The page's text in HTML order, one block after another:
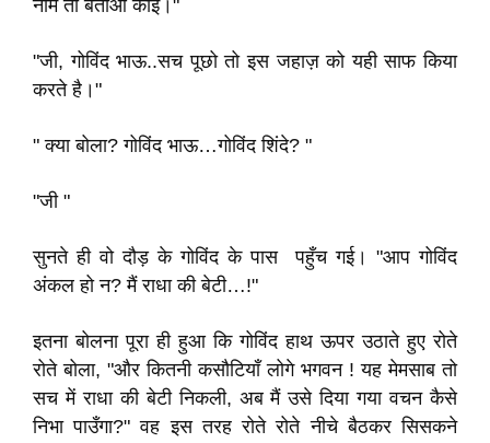
नाम तो बताओ कोई।"
"जी, गोविंद भाऊ..सच पूछो तो इस जहाज़ को यही साफ किया
करते है।"
" क्या बोला? गोविंद भाऊ…गोविंद शिंदे? "
"जी "
सुनते ही वो दौड़ के गोविंद के पास पहुँच गई। "आप गोविंद
अंकल हो न? मैं राधा की बेटी…!"
इतना बोलना पूरा ही हुआ कि गोविंद हाथ ऊपर उठाते हुए रोते
रोते बोला, "और कितनी कसौटियाँ लोगे भगवन ! यह मेमसाब तो
सच में राधा की बेटी निकली, अब मैं उसे दिया गया वचन कैसे
निभा पाउँगा?" वह इस तरह रोते रोते नीचे बैठकर सिसकने